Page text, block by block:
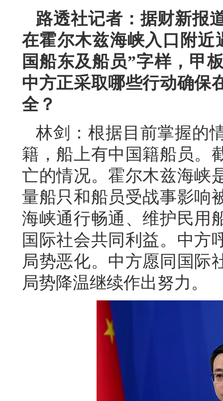
路透社记者：据财新报
在霍尔木兹海峡入口附近
国船东及船员”字样，甲
中方正采取哪些行动确保
全？
林剑：根据目前掌握的
籍，船上有中国籍船员。
亡的情况。霍尔木兹海峡
量船只和船员受战事影响
海峡通行畅通、维护民用
国际社会共同利益。中方
局势恶化。中方愿同国际
局势降温继续作出努力。